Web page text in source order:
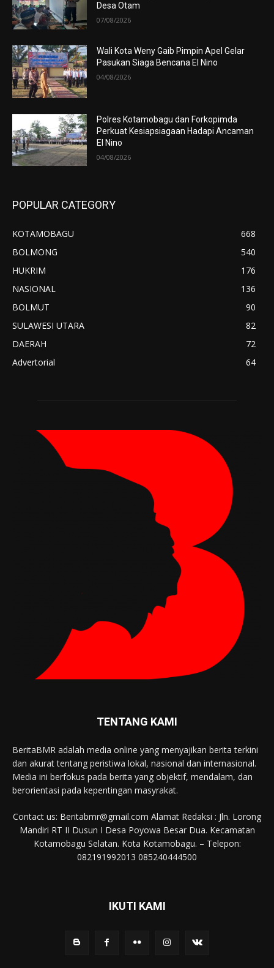
Desa Otam
07/08/2026
Wali Kota Weny Gaib Pimpin Apel Gelar
Pasukan Siaga Bencana El Nino
04/08/2026
Polres Kotamobagu dan Forkopimda
Perkuat Kesiapsiagaan Hadapi Ancaman
El Nino
04/08/2026
POPULAR CATEGORY
KOTAMOBAGU
668
BOLMONG
540
HUKRIM
176
NASIONAL
136
BOLMUT
90
SULAWESI UTARA
82
DAERAH
72
Advertorial
64
TENTANG KAMI
BeritaBMR adalah media online yang menyajikan berita terkini
dan akurat tentang peristiwa lokal, nasional dan internasional.
Media ini berfokus pada berita yang objektif, mendalam, dan
berorientasi pada kepentingan masyrakat.
Contact us: Beritabmr@gmail.com Alamat Redaksi : Jln. Lorong
Mandiri RT II Dusun I Desa Poyowa Besar Dua. Kecamatan
Kotamobagu Selatan. Kota Kotamobagu. – Telepon:
082191992013 085240444500
IKUTI KAMI